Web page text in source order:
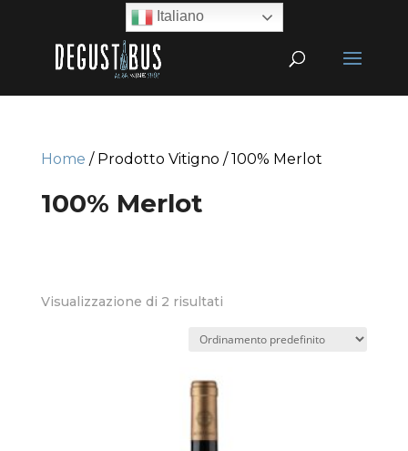
Home / Prodotto Vitigno / 100% Merlot
100% Merlot
Visualizzazione di 2 risultati
Italiano